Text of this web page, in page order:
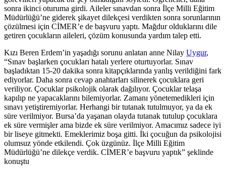
sonra ikinci oturuma girdi. Aileler sınavdan sonra İlçe Milli Eğitim
Müdürlüğü’ne giderek şikayet dilekçesi verdikten sonra sorunlarının
çözülmesi için CİMER’e de başvuru yaptı. Mağdur olduklarını dile
getiren çocukların aileleri, çözüm konusunda yardım talep etti.
Kızı Beren Erdem’in yaşadığı sorunu anlatan anne Nilay Uygur,
“Sınav başlarken çocukları hatalı yerlere oturtuyorlar. Sınav
başladıktan 15-20 dakika sonra kitapçıklarında yanlış verildiğini fark
ediyorlar. Daha sonra cevap anahtarları silinerek çocuklara geri
veriliyor. Çocuklar psikolojik olarak dağılıyor. Çocuklar telaşa
kapılıp ne yapacaklarını bilemiyorlar. Zamanı yönetemedikleri için
sınavı yetiştiremiyorlar. Herhangi bir tutanak tutulmuyor, ya da ek
süre verilmiyor. Bursa’da yaşanan olayda tutanak tutulup çocuklara
ek süre vermişler ama bizde ek süre verilmiyor. Amacımız sadece iyi
bir liseye gitmekti. Emeklerimiz boşa gitti. İki çocuğun da psikolojisi
olumsuz yönde etkilendi. Çok üzgünüz. İlçe Milli Eğitim
Müdürlüğü’ne dilekçe verdik. CİMER’e başvuru yaptık” şeklinde
konuştu